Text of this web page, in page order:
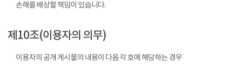
손해를 배상할 책임이 있습니다.
제10조(이용자의 의무)
이용자의 공개 게시물의 내용이 다음 각 호에 해당하는 경우